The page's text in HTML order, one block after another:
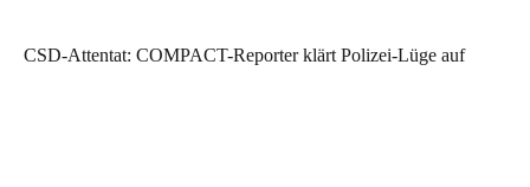
CSD-Attentat: COMPACT-Reporter klärt Polizei-Lüge auf